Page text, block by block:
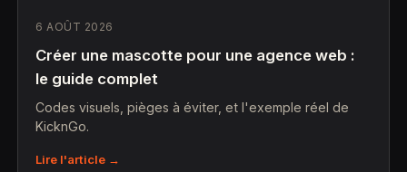
6 AOÛT 2026
Créer une mascotte pour une agence web :
le guide complet
Codes visuels, pièges à éviter, et l'exemple réel de
KicknGo.
Lire l'article →